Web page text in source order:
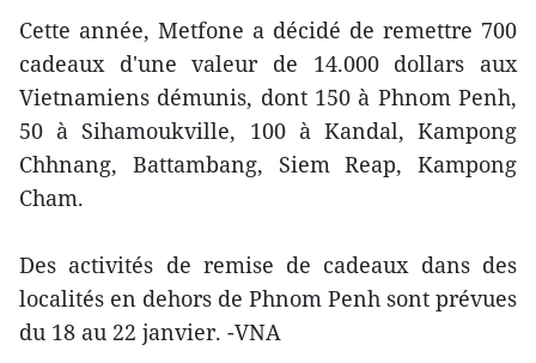
Cette année, Metfone a décidé de remettre 700
cadeaux d'une valeur de 14.000 dollars aux
Vietnamiens démunis, dont 150 à Phnom Penh,
50 à Sihamoukville, 100 à Kandal, Kampong
Chhnang, Battambang, Siem Reap, Kampong
Cham.
Des activités de remise de cadeaux dans des
localités en dehors de Phnom Penh sont prévues
du 18 au 22 janvier. -VNA